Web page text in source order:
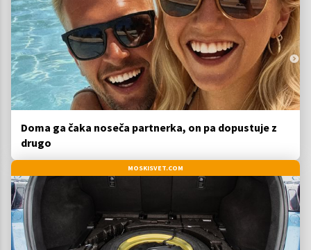
Doma ga čaka noseča partnerka, on pa dopustuje z
drugo
MOSKISVET.COM